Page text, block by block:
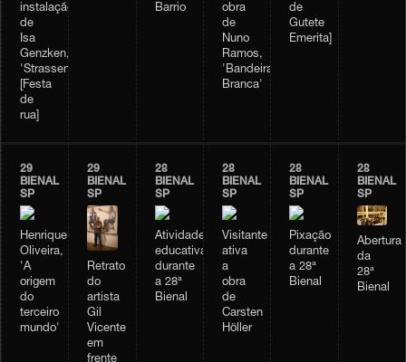
instalação
de
Isa
Genzken,
'Strassenfest'
[Festa
de
rua]
Barrio
obra
de
Nuno
Ramos,
'Bandeira
Branca'
de
Gutete
Emerita]
29
BIENAL
SP
Henrique
Oliveira,
'A
origem
do
terceiro
mundo'
29
BIENAL
SP
Retrato
do
artista
Gil
Vicente
em
frente
28
BIENAL
SP
Atividade
educativa
durante
a 28ª
Bienal
28
BIENAL
SP
Visitante
ativa
a
obra
de
Carsten
Höller
28
BIENAL
SP
Pixação
durante
a 28ª
Bienal
28
BIENAL
SP
Abertura
da
28ª
Bienal